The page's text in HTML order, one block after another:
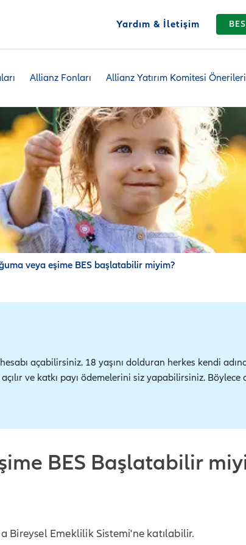
Yardım & İletişim
Allianz Fonları Allianz Yatırım Komitesi Önerileri
veya eşime BES başlatabilir miyim?
açabilirsiniz. 18 yaşını dolduran herkes kendi
ve katkı payı ödemelerini siz yapabilirsiniz.
BES Başlatabilir
Bireysel Emeklilik Sistemi'ne katılabilir.